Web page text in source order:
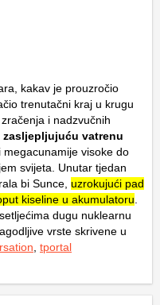
kakav je prouzročio
trenutačni kraj u krugu
i nadzvučnih
vatrenu
megacunamije visoke do
svijeta. Unutar tjedan
bi Sunce, uzrokujući pad
kiseline u akumulatoru
dugu nuklearnu
vrste skrivene u
tportal